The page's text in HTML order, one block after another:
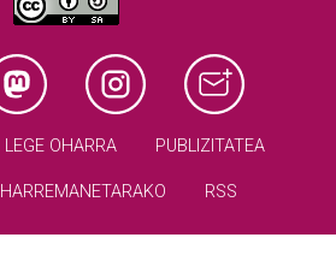
LEGE OHARRA PUBLIZITATEA
HARREMANETARAKO RSS